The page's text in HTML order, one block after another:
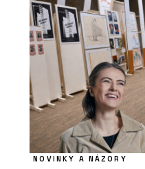
NOVINKY A NÁZORY